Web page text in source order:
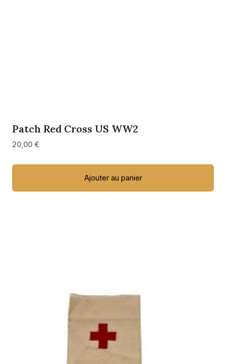
Patch Red Cross US WW2
20,00 €
Ajouter au panier